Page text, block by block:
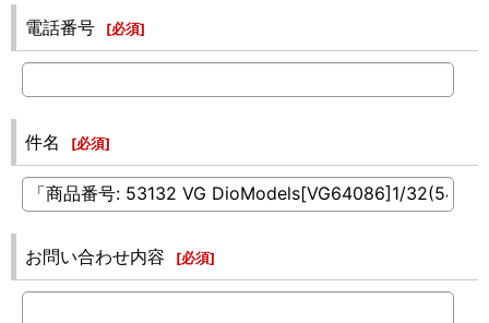
電話番号 [必須]
件名 [必須]
お問い合わせ内容 [必須]